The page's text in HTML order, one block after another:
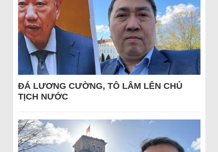
ĐÁ LƯƠNG CƯỜNG, TÔ LÂM LÊN CHỦ
TỊCH NƯỚC